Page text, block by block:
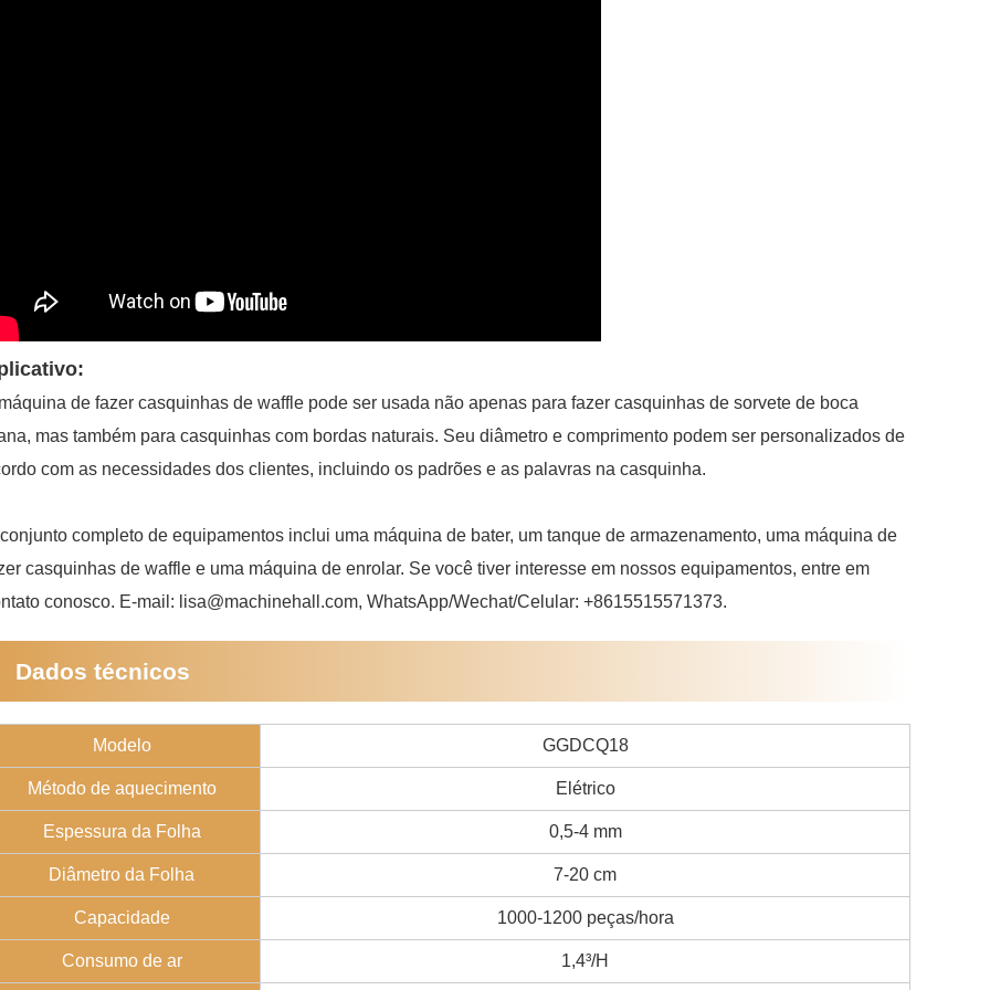
de fazer casquinhas de waffle pode ser usada não apenas para fazer casquinhas de sorvete de boca
mas também para casquinhas com bordas naturais. Seu diâmetro e comprimento podem ser personalizados de
com as necessidades dos clientes, incluindo os padrões e as palavras na casquinha.
completo de equipamentos inclui uma máquina de bater, um tanque de armazenamento, uma máquina de
casquinhas de waffle e uma máquina de enrolar. Se você tiver interesse em nossos equipamentos, entre em
conosco. E-mail: lisa@machinehall.com, WhatsApp/Wechat/Celular: +8615515571373.
Dados técnicos
Modelo GGDCQ18
Método de aquecimento Elétrico
Espessura da Folha 0,5-4 mm
Diâmetro da Folha 7-20 cm
Capacidade 1000-1200 peças/hora
Consumo de ar 1,4³/H